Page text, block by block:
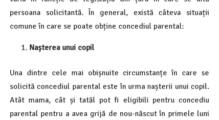
persoana solicitantă. În general, există câteva situații
comune în care se poate obține concediul parental:
Nașterea unui copil
Una dintre cele mai obișnuite circumstanțe în care se
solicită concediul parental este în urma nașterii unui copil.
Atât mama, cât și tatăl pot fi eligibili pentru concediu
parental pentru a avea grijă de nou-născut în primele luni